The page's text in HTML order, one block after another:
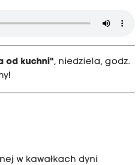
od kuchni", niedziela, godz.
w kawałkach dyni